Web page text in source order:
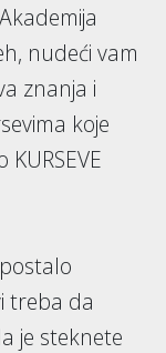
nudeći vam
znanja i
koje
treba da
je steknete